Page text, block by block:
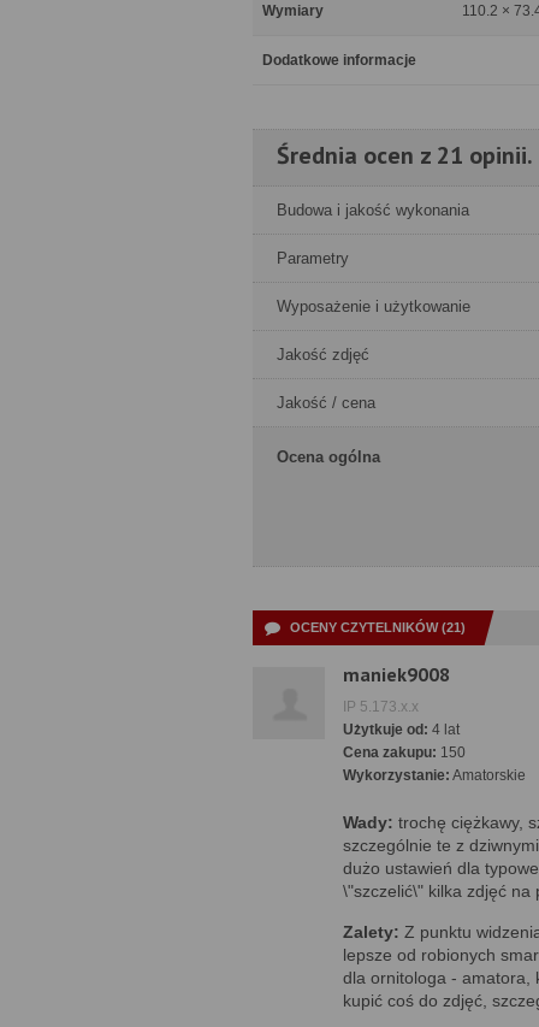
Wymiary 110.2 ×
Dodatkowe informacje
Średnia ocen z 21 opinii.
Budowa i jakość wykonania
Parametry
Wyposażenie i użytkowanie
Jakość zdjęć
Jakość / cena
Ocena ogólna
OCENY CZYTELNIKÓW (21)
maniek9008
IP 5.173.x.x
Użytkuje od: 4 lat
Cena zakupu: 150
Wykorzystanie: Amatorskie
Wady: trochę ciężkawy,
szczególnie te z
dużo ustawień dla
\"szczelić\" kilka zdjęć na
Zalety: Z punktu
lepsze od robionych
dla ornitologa - amatora,
kupić coś do zdjęć,